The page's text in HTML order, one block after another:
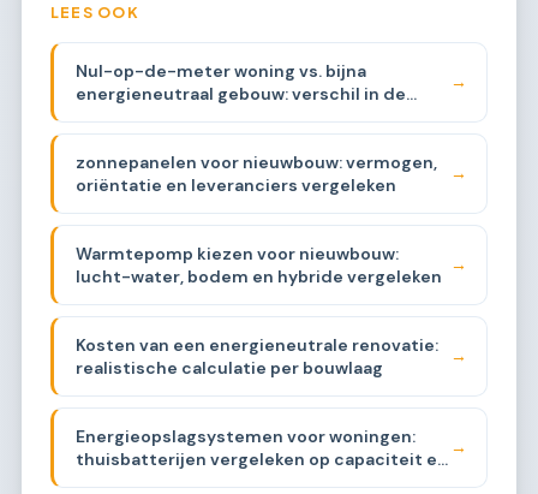
LEES OOK
Nul-op-de-meter woning vs. bijna
energieneutraal gebouw: verschil in de
praktijk
→
zonnepanelen voor nieuwbouw: vermogen,
oriëntatie en leveranciers vergeleken
→
Warmtepomp kiezen voor nieuwbouw:
lucht-water, bodem en hybride vergeleken
→
Kosten van een energieneutrale renovatie:
realistische calculatie per bouwlaag
→
Energieopslagsystemen voor woningen:
thuisbatterijen vergeleken op capaciteit en
prijs
→